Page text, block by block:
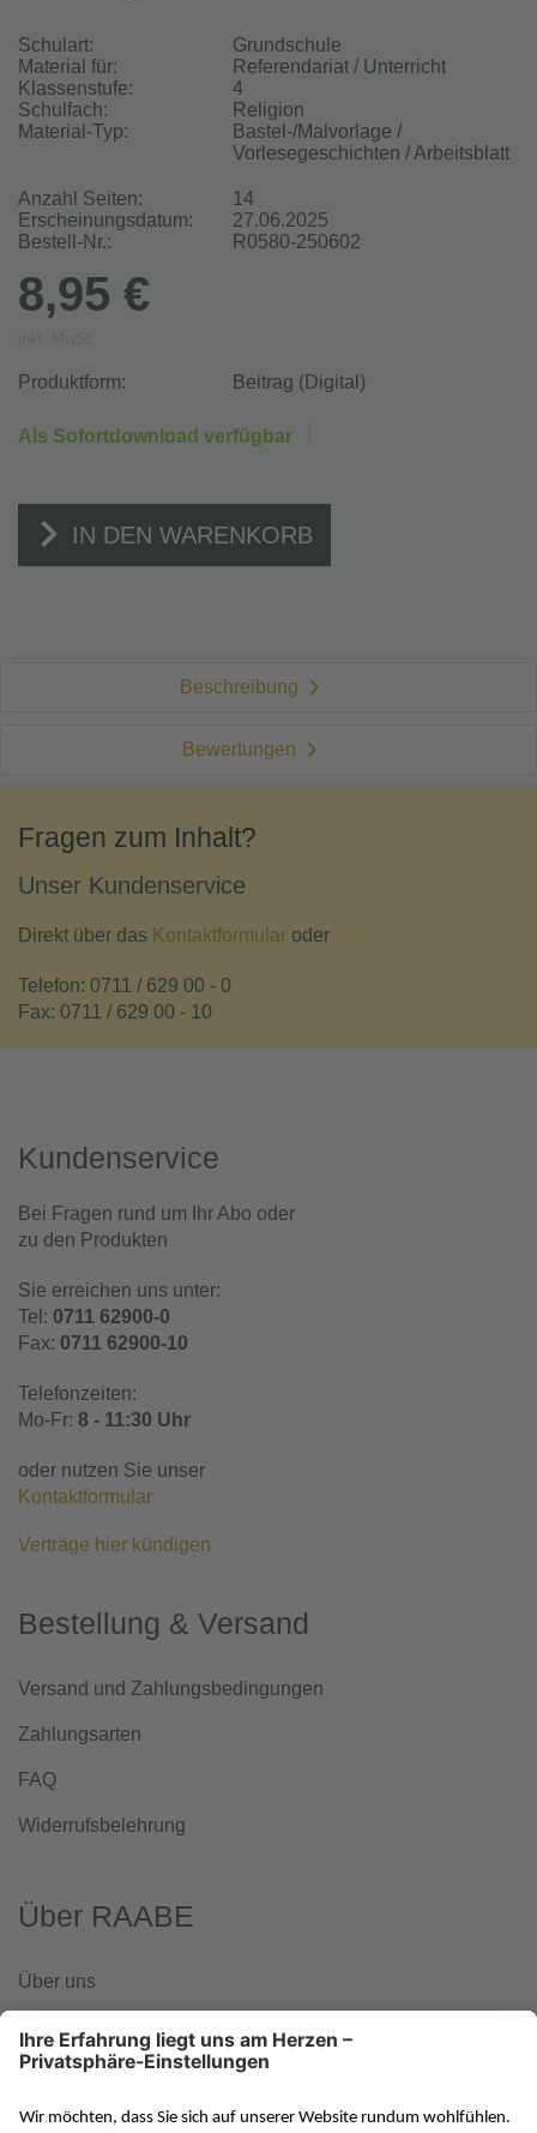
Schulart:
Grundschule
Material für:
Referendariat / Unterricht
Klassenstufe:
4
Schulfach:
Religion
Material-Typ:
Bastel-/Malvorlage /
Vorlesegeschichten / Arbeitsblatt
Anzahl Seiten:
14
Erscheinungsdatum:
27.06.2025
Bestell-Nr.:
R0580-250602
8,95 €
Produktform: Beitrag (Digital)
Als Sofortdownload verfügbar
IN DEN WARENKORB
Beschreibung
Bewertungen
Fragen zum Inhalt?
Unser Kundenservice
Direkt über das Kontaktformular oder
Telefon: 0711 / 629 00 - 0
Fax: 0711 / 629 00 - 10
Kundenservice
Bei Fragen rund um Ihr Abo oder
zu den Produkten
Sie erreichen uns unter:
Tel: 0711 62900-0
Fax: 0711 62900-10
Telefonzeiten:
Mo-Fr: 8 - 11:30 Uhr
oder nutzen Sie unser
Kontaktformular
Verträge hier kündigen
Bestellung & Versand
Versand und Zahlungsbedingungen
Zahlungsarten
FAQ
Widerrufsbelehrung
Über RAABE
Über uns
RAABE in den sozialen Medien